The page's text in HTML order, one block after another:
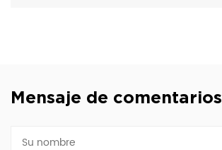
Mensaje de comentarios